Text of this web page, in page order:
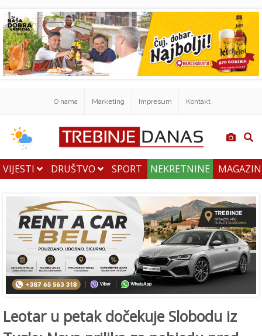
O nama Marketing Impresum Kontakt
VIJESTI DRUŠTVO SPORT NEKRETNINE
Leotar u petak dočekuje Slobodu iz